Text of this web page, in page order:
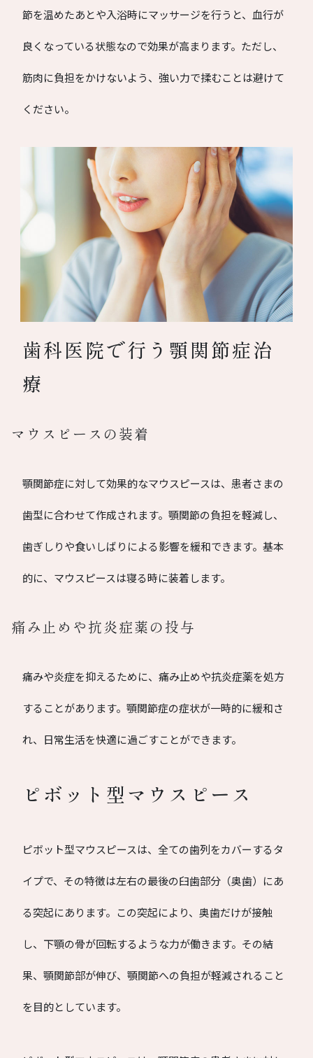
節を温めたあとや入浴時にマッサージを行うと、血行が
良くなっている状態なので効果が高まります。ただし、
筋肉に負担をかけないよう、強い力で揉むことは避けて
ください。
歯科医院で行う顎関節症治
療
マウスピースの装着
顎関節症に対して効果的なマウスピースは、患者さまの
歯型に合わせて作成されます。顎関節の負担を軽減し、
歯ぎしりや食いしばりによる影響を緩和できます。基本
的に、マウスピースは寝る時に装着します。
痛み止めや抗炎症薬の投与
痛みや炎症を抑えるために、痛み止めや抗炎症薬を処方
することがあります。顎関節症の症状が一時的に緩和さ
れ、日常生活を快適に過ごすことができます。
ピボット型マウスピース
ピボット型マウスピースは、全ての歯列をカバーするタ
イプで、その特徴は左右の最後の臼歯部分（奥歯）にあ
る突起にあります。この突起により、奥歯だけが接触
し、下顎の骨が回転するような力が働きます。その結
果、顎関節部が伸び、顎関節への負担が軽減されること
を目的としています。